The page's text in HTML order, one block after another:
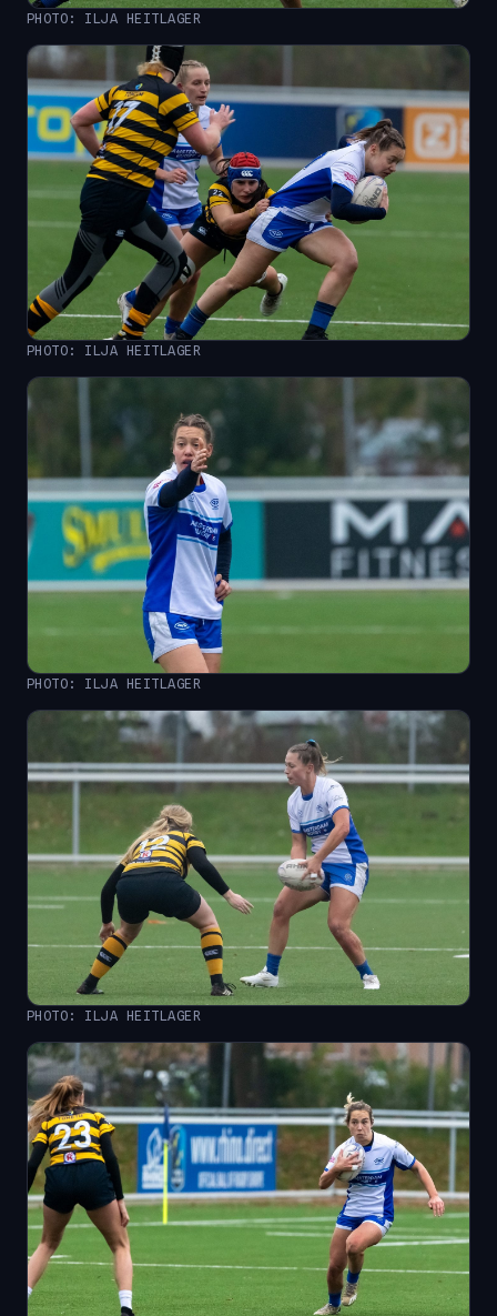
PHOTO: ILJA HEITLAGER
PHOTO: ILJA HEITLAGER
PHOTO: ILJA HEITLAGER
PHOTO: ILJA HEITLAGER